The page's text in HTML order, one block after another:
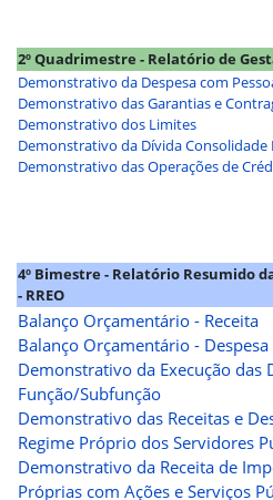
2º Quadrimestre - Relatório de
Demonstrativo da Despesa com
Demonstrativo das Garantias e
Demonstrativo dos Limites
Demonstrativo da Dívida Consolidade
Demonstrativo das Operações de
4º Bimestre - Relatório Resumido
- RREO
Balanço Orçamentário - Receita
Balanço Orçamentário - Despesa
Demonstrativo da Execução das
Função/Subfunção
Demonstrativo das Receitas e
Regime Próprio dos Servidores
Demonstrativo da Receita de
Próprias com Ações e Serviços